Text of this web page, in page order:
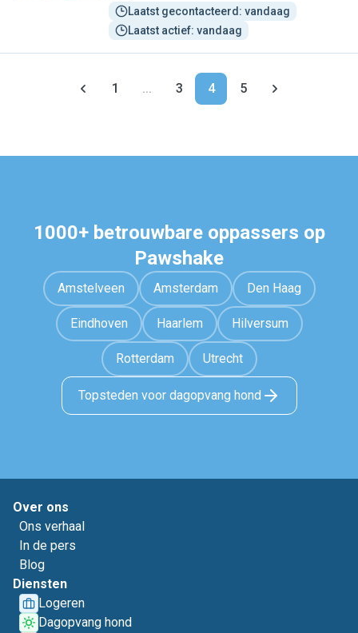
Laatst gecontacteerd: vandaag
Laatst actief: vandaag
1 ... 3 4 5
1000+ betrouwbare oppassers op
Pawshake
Amstelveen Amsterdam Den Haag
Eindhoven Haarlem Hilversum
Rotterdam Utrecht
Topsteden voor dagopvang hond
Over ons
Ons verhaal
In de pers
Blog
Diensten
Logeren
Dagopvang hond